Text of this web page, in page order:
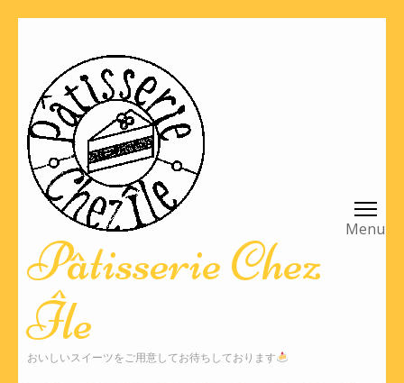
ツ
へ
(Enter
押
す)
Pâtisserie Chez
Île
おいしいスイーツをご用意してお待ちしております